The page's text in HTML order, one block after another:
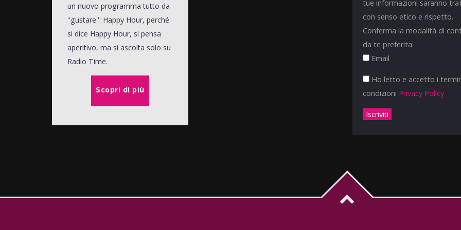
un nuovo programma tutto da
''gustare'': Happy Hour, perché
si dice Happy Hour, si pensa
aperitivo, ma si ascolta solo su
Radio Time.
Scopri di più
tue informazioni saranno
con senso etico e rispetto.
Conferma la modalità di
da te preferita:
Email
Ho letto e accetto i
condizioni Privacy Policy